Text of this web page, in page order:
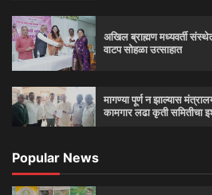
अखिल ब्राह्मण मध्यवर्ती
वाटप सोहळा उत्साहात
मागण्या पूर्ण न झाल्यास
कामगार लढा कृती समितीचा
Popular News